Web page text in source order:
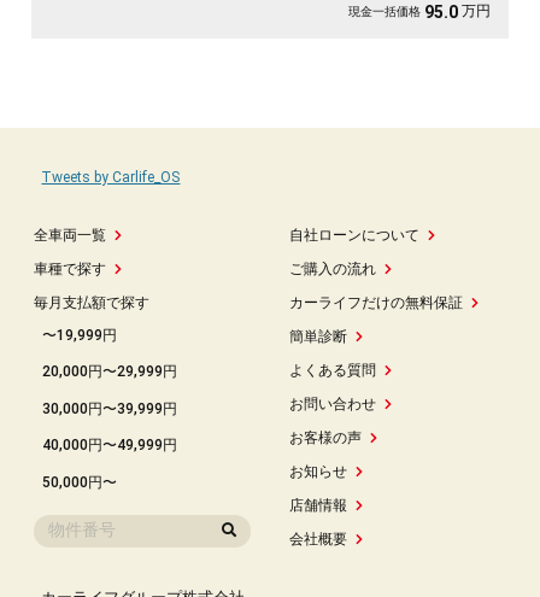
現金一括価格 95.0 万円
全車両一覧
車種で探す
毎月支払額で探す
〜19,999円
20,000円〜29,999円
30,000円〜39,999円
40,000円〜49,999円
50,000円〜
自社ローンについて
ご購入の流れ
カーライフだけの無料保証
簡単診断
よくある質問
お問い合わせ
お客様の声
お知らせ
店舗情報
会社概要
Tweets by Carlife_OS